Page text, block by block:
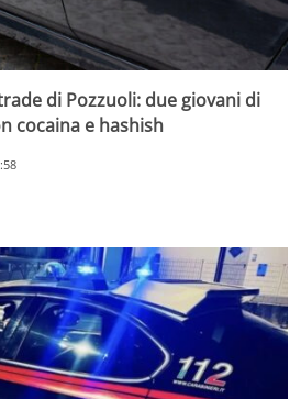
di Pozzuoli: due giovani di
cocaina e hashish